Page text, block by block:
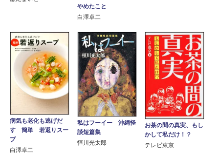
やめたこと
白澤卓二
病気も老化も逃げだ
す 簡単 若返りスー
プ
白澤卓二
私はフーイー 沖縄怪
談短篇集
恒川光太郎
お茶の間の真実、もし
かして私だけ！？
テレビ東京